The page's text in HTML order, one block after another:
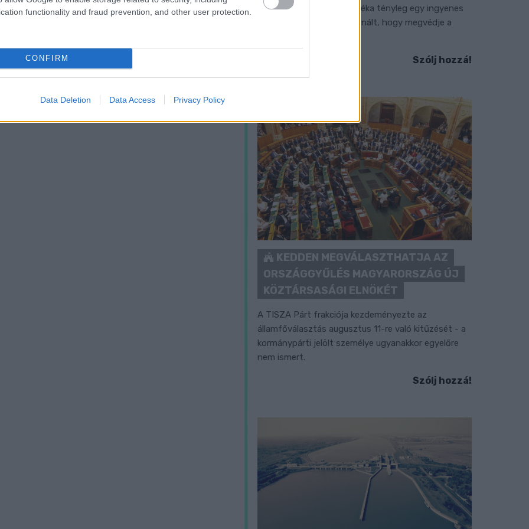
functionality and fraud prevention, and other user protection.
CONFIRM
Data Deletion Data Access Privacy Policy
Nem vicc! A Fidesz maradéka tényleg egy ingyenes
e-mail szolgáltatást használt, hogy megvédje a
Szólj hozzá!
KEDDEN MEGVÁLASZTHATJA AZ
ORSZÁGGYŰLÉS MAGYARORSZÁG ÚJ
KÖZTÁRSASÁGI ELNÖKÉT
A TISZA Párt frakciója kezdeményezte az
államfőválasztás augusztus 11-re való kitűzését - a
kormánypárti jelölt személye ugyanakkor egyelőre
nem ismert.
Szólj hozzá!